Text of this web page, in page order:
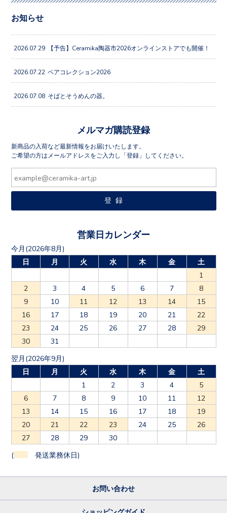
お知らせ
2026.07.29 【予告】Ceramika陶器市2026オンラインストアでも開催！
2026.07.22 ペアコレクション2026
2026.07.08 そばとそうめんの器。
メルマガ購読登録
新商品の入荷など最新情報をお届けいたします。
ご希望の方はメールアドレスをご入力し「登録」してください。
営業日カレンダー
今月(2026年8月)
日
月 火 水 木 金
土
1
2
3 4 5 6 7
8
9
10 11 12 13 14
15
16
17 18 19 20 21
22
23
24 25 26 27 28
29
30
31
翌月(2026年9月)
日
月 火 水 木 金
土
1
2 3 4
5
6
7 8 9 10 11
12
13
14 15 16 17 18
19
20
21 22 23 24 25
26
27
28 29 30
( 発送業務休日)
お問い合わせ
ショッピングガイド